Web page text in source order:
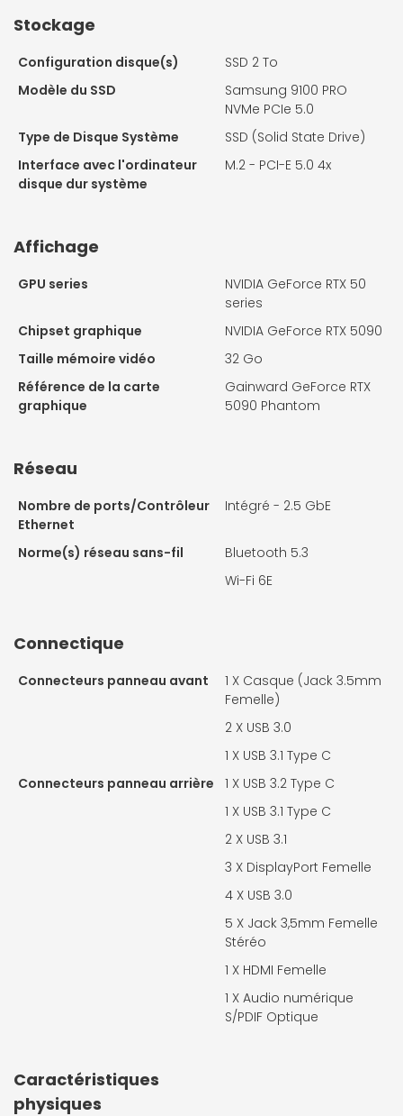
Stockage
Configuration disque(s)
SSD 2 To
Modèle du SSD
Samsung 9100 PRO
NVMe PCIe 5.0
Type de Disque Système
SSD (Solid State Drive)
Interface avec l'ordinateur
disque dur système
M.2 - PCI-E 5.0 4x
Affichage
GPU series
NVIDIA GeForce RTX 50
series
Chipset graphique
NVIDIA GeForce RTX 5090
Taille mémoire vidéo
32 Go
Référence de la carte
graphique
Gainward GeForce RTX
5090 Phantom
Réseau
Nombre de ports/Contrôleur
Ethernet
Intégré - 2.5 GbE
Norme(s) réseau sans-fil
Bluetooth 5.3
Wi-Fi 6E
Connectique
Connecteurs panneau avant 1 X Casque (Jack 3.5mm
Femelle)
2 X USB 3.0
1 X USB 3.1 Type C
Connecteurs panneau arrière
1 X USB 3.2 Type C
1 X USB 3.1 Type C
2 X USB 3.1
3 X DisplayPort Femelle
4 X USB 3.0
5 X Jack 3,5mm Femelle
Stéréo
1 X HDMI Femelle
1 X Audio numérique
S/PDIF Optique
Caractéristiques
physiques